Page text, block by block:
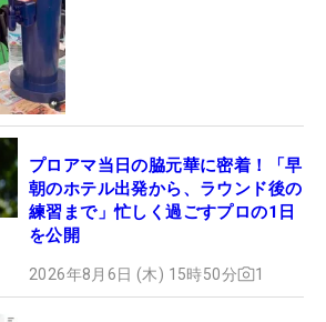
プロアマ当日の脇元華に密着！「早
朝のホテル出発から、ラウンド後の
練習まで」忙しく過ごすプロの1日
を公開
2026年8月6日 (木) 15時50分 1